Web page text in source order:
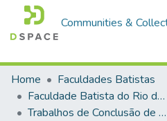
Communities &
Home
Faculdades Batistas
Faculdade Batista do Rio de Janeiro (FABAT-RJ)
Trabalhos de Conclusão de Curso (TCC)